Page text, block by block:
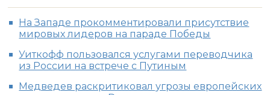
На Западе прокомментировали присутствие
мировых лидеров на параде Победы
Уиткофф пользовался услугами переводчика
из России на встрече с Путиным
Медведев раскритиковал угрозы европейских